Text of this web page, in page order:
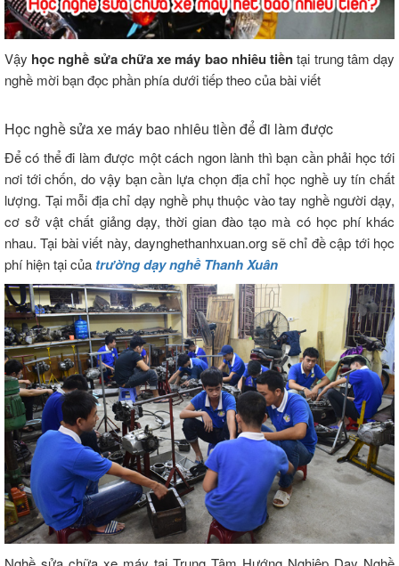
Vậy học nghề sửa chữa xe máy bao nhiêu tiềntại trung tâm dạy
nghề mời bạn đọc phần phía dưới tiếp theo của bài viết
Học nghề sửa xe máy bao nhiêu tiền để đi làm được
Để có thể đi làm được một cách ngon lành thì bạn cần phải học tới
nơi tới chốn, do vậy bạn cần lựa chọn địa chỉ học nghề uy tín chất
lượng. Tại mỗi địa chỉ dạy nghề phụ thuộc vào tay nghề người dạy,
cơ sở vật chất giảng dạy, thời gian đào tạo mà có học phí khác
nhau. Tại bài viết này, daynghethanhxuan.org sẽ chỉ đề cập tới học
phí hiện tại của trường dạy nghề Thanh Xuân